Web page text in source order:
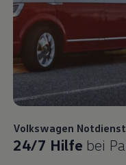
Volkswagen
24/7 Hilfe bei